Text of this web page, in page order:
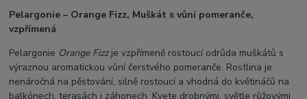
Pelargonie – Orange Fizz, Muškát s vůní pomeranče,
vzpřímená
Pelargonie Orange Fizzje vzpřímeně rostoucí odrůda muškátů s
výraznou aromatickou vůní čerstvého pomeranče. Rostlina je
nenáročná na pěstování, silně rostoucí a vhodná do květináčů na
balkónech, terasách i záhonech. Kvete drobnými, světle růžovými